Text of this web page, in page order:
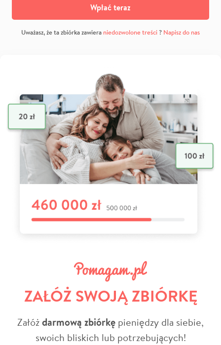
Wpłać teraz
Uważasz, że ta zbiórka zawiera niedozwolone treści? Napisz do nas
ZAŁÓŻ SWOJĄ ZBIÓRKĘ
Załóżdarmową zbiórkę pieniędzy dla siebie,
swoich bliskich lub potrzebujących!